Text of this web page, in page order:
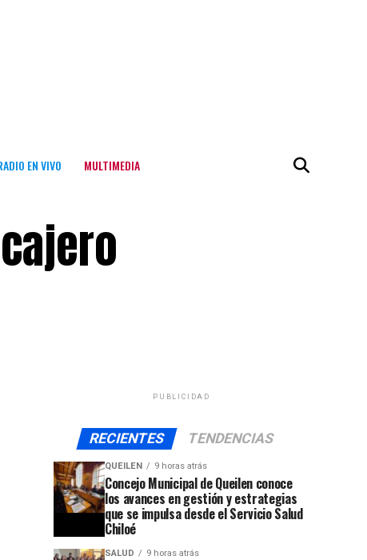
EN VIVO MULTIMEDIA
PUBLICIDAD
RECIENTES TENDENCIAS
QUEILEN 9 horas atrás
Concejo Municipal de Queilen conoce
los avances en gestión y estrategias
que se impulsa desde el Servicio Salud
Chiloé
SALUD 9 horas atrás